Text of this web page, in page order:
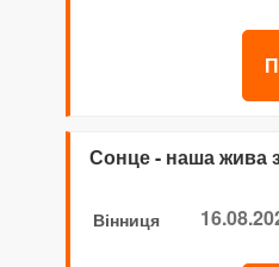
Сонце - наша жива
Вінниця